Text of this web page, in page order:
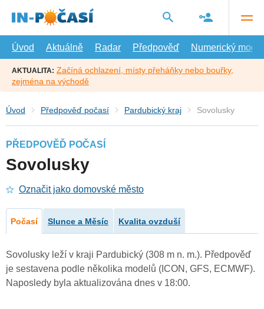
hlavní
Úvod
Aktuálně Radar Předpověď Numerický model
AKTUALITA: Začíná ochlazení, místy přeháňky nebo bouřky,
zejména na východě
Úvod Předpověď počasí Pardubický kraj Sovolusky
PŘEDPOVĚĎ POČASÍ
Sovolusky
Označit jako domovské město
Počasí Slunce a Měsíc Kvalita ovzduší
Sovolusky leží v kraji Pardubický (308 m n. m.). Předpověď
je sestavena podle několika modelů (ICON, GFS, ECMWF).
Naposledy byla aktualizována dnes v 18:00.